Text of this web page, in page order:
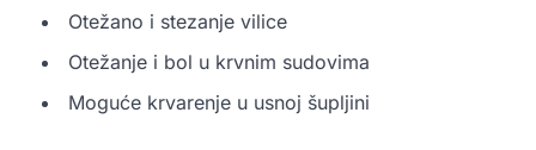
Otežano i stezanje vilice
Otežanje i bol u krvnim sudovima
Moguće krvarenje u usnoj šupljini